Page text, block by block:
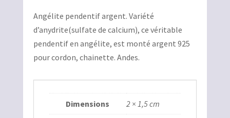
Angélite pendentif argent. Variété
d’anydrite(sulfate de calcium), ce véritable
pendentif en angélite, est monté argent 925
pour cordon, chainette. Andes.
Dimensions 2 × 1,5 cm